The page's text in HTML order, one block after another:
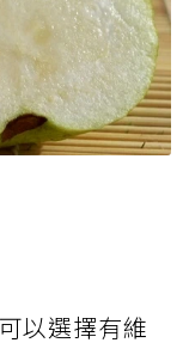
以選擇有維